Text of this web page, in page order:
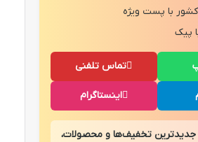
با پست ویژه
پیک
تماس تلفنی
اینستاگرام
جدیدترین تخفیف‌ها و محصولات،